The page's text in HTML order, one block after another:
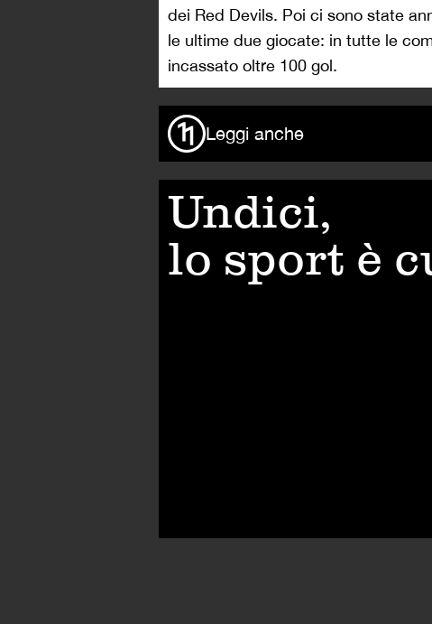
dei Red Devils. Poi ci sono state
le ultime due giocate: in tutte le
incassato oltre 100 gol.
Leggi anche
Undici,
lo sport è